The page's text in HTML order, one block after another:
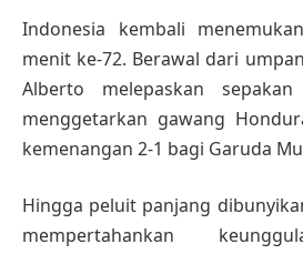
Indonesia kembali
menit ke-72. Berawal dari
Alberto melepaskan
menggetarkan gawang
kemenangan 2-1 bagi Garuda
Hingga peluit panjang
mempertahankan